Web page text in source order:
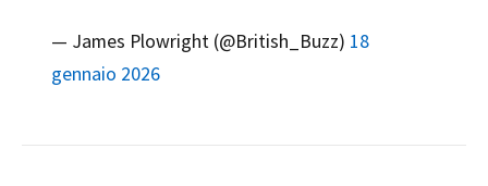
— James Plowright (@British_Buzz) 18
gennaio 2026